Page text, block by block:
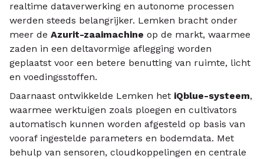
realtime dataverwerking en autonome processen
werden steeds belangrijker. Lemken bracht onder
meer de Azurit-zaaimachine op de markt, waarmee
zaden in een deltavormige aflegging worden
geplaatst voor een betere benutting van ruimte, licht
en voedingsstoffen.
Daarnaast ontwikkelde Lemken het iQblue-systeem,
waarmee werktuigen zoals ploegen en cultivators
automatisch kunnen worden afgesteld op basis van
vooraf ingestelde parameters en bodemdata. Met
behulp van sensoren, cloudkoppelingen en centrale